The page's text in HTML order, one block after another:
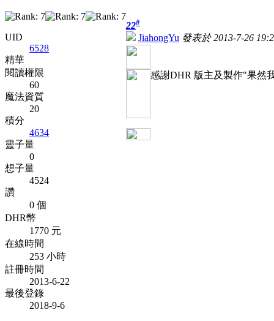
UID
6528
精華
閱讀權限
60
魔法資質
20
積分
4634
靈子量
0
想子量
4524
讚
0 個
DHR幣
1770 元
在線時間
253 小時
註冊時間
2013-6-22
最後登錄
2018-9-6
22#
JiahongYu 發表於 2013-7-26
感謝DHR 版主及製作"果然